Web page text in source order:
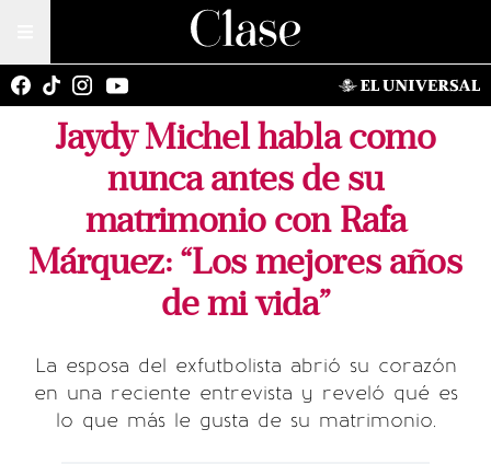
Jaydy Michel habla como
nunca antes de su
matrimonio con Rafa
Márquez: “Los mejores años
de mi vida”
La esposa del exfutbolista abrió su corazón
en una reciente entrevista y reveló qué es
lo que más le gusta de su matrimonio.